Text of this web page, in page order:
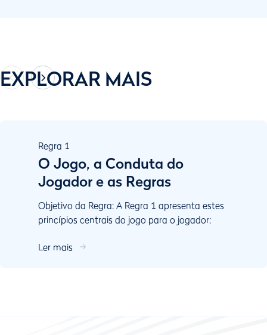
EXPLORAR MAIS
Regra 1
O Jogo, a Conduta do
Jogador e as Regras
Objetivo da Regra: A Regra 1 apresenta estes
princípios centrais do jogo para o jogador:
bola como esta...
Ler mais